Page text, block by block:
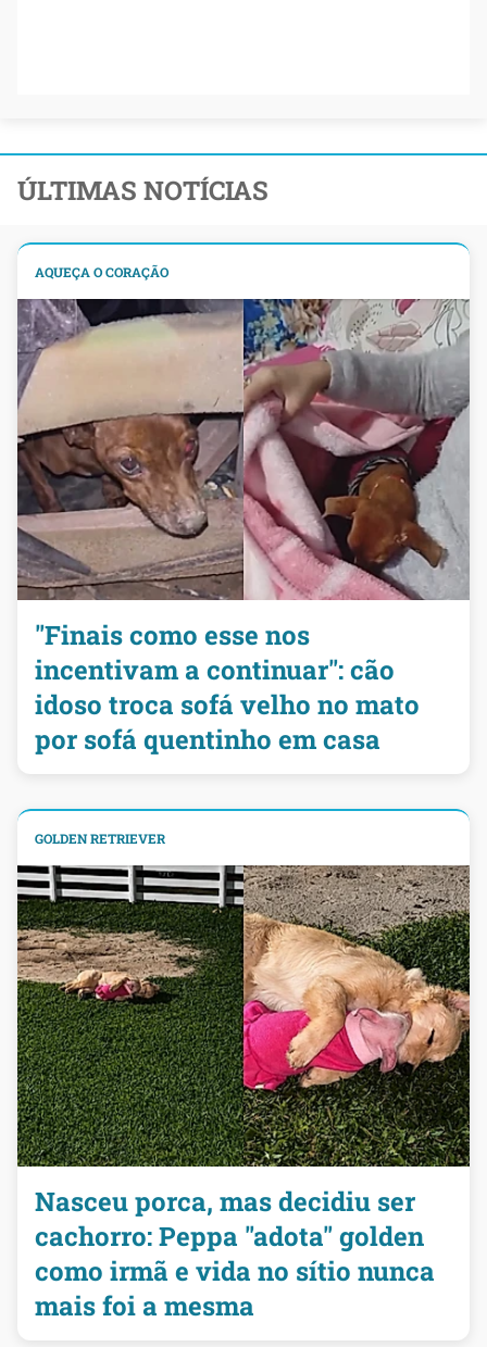
ÚLTIMAS NOTÍCIAS
AQUEÇA O CORAÇÃO
"Finais como esse nos
incentivam a continuar": cão
idoso troca sofá velho no mato
por sofá quentinho em casa
GOLDEN RETRIEVER
Nasceu porca, mas decidiu ser
cachorro: Peppa "adota" golden
como irmã e vida no sítio nunca
mais foi a mesma